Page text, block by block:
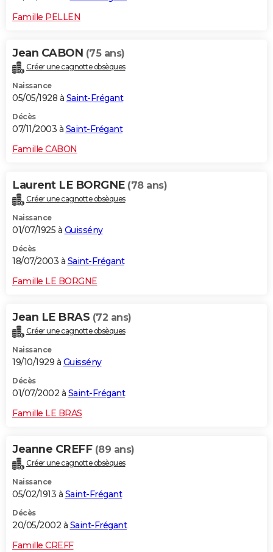
Famille PELLEN
Jean CABON (75 ans)
Créer une cagnotte obsèques
Naissance
05/05/1928 à Saint-Frégant
Décès
07/11/2003 à Saint-Frégant
Famille CABON
Laurent LE BORGNE (78 ans)
Créer une cagnotte obsèques
Naissance
01/07/1925 à Guissény
Décès
18/07/2003 à Saint-Frégant
Famille LE BORGNE
Jean LE BRAS (72 ans)
Créer une cagnotte obsèques
Naissance
19/10/1929 à Guissény
Décès
01/07/2002 à Saint-Frégant
Famille LE BRAS
Jeanne CREFF (89 ans)
Créer une cagnotte obsèques
Naissance
05/02/1913 à Saint-Frégant
Décès
20/05/2002 à Saint-Frégant
Famille CREFF